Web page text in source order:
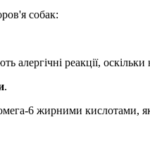
собак:
алергічні реакції,
.
6 жирними кислотами,